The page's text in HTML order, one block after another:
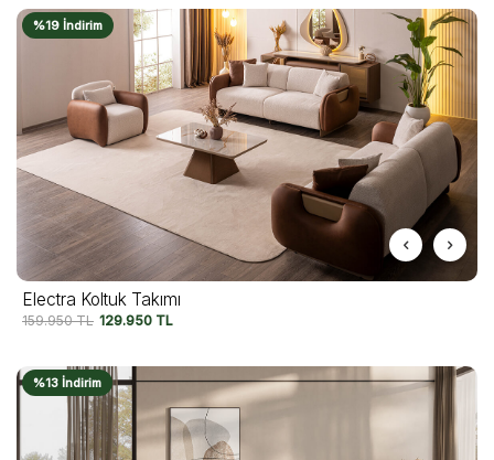
%19 İndirim
Electra Koltuk Takımı
159.950TL 129.950 TL
%13 İndirim